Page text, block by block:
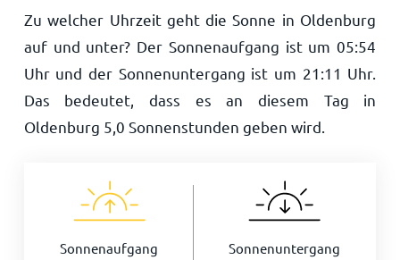
Zu welcher Uhrzeit geht die Sonne in Oldenburg
auf und unter? Der Sonnenaufgang ist um05:54
Uhr und der Sonnenuntergang ist um 21:11 Uhr.
Das bedeutet, dass es an diesem Tag in
Oldenburg 5,0 Sonnenstunden geben wird.
Sonnenaufgang Sonnenuntergang